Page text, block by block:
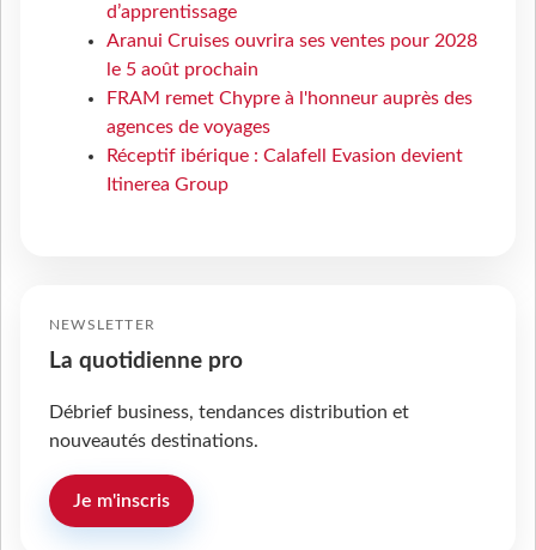
d’apprentissage
Aranui Cruises ouvrira ses ventes pour 2028
le 5 août prochain
FRAM remet Chypre à l'honneur auprès des
agences de voyages
Réceptif ibérique : Calafell Evasion devient
Itinerea Group
NEWSLETTER
La quotidienne pro
Débrief business, tendances distribution et
nouveautés destinations.
Je m'inscris